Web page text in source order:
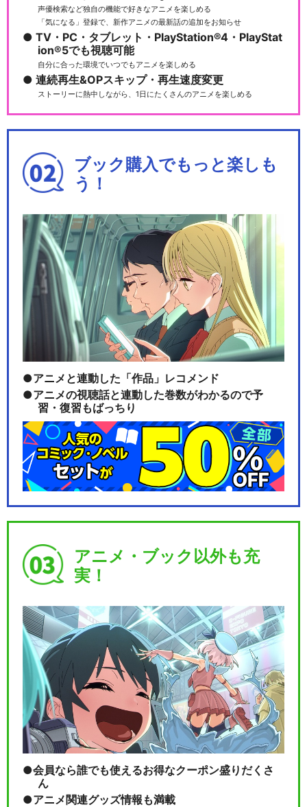
声優検索など独自の機能で好きなアニメを楽しめる
「気になる」登録で、新作アニメの最新話の追加をお知らせ
TV・PC・タブレット・PlayStation®4・PlayStat
ion®5でも視聴可能
自分に合った環境でいつでもアニメを楽しめる
連続再生&OPスキップ・再生速度変更
ストーリーに熱中しながら、1日にたくさんのアニメを楽しめる
ブック購入でもっと楽しも
う！
アニメと連動した「作品」レコメンド
アニメの視聴話と連動した巻数がわかるので予
習・復習もばっちり
アニメ・ブック以外も充
実！
会員なら誰でも使えるお得なクーポン盛りだくさ
ん
アニメ関連グッズ情報も満載